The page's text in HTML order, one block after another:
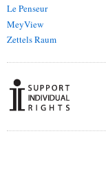
Le Penseur
MeyView
Zettels Raum